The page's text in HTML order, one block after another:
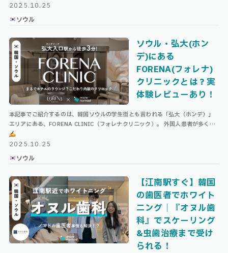
2025.10.25
ソウル
ソウル・弘大(ホン
デ)にある
FORENA(フォレナ)
クリニックとは？実
体験レビューあり！
本記事でご紹介するのは、韓国ソウルの学生街とも言われる「弘大（ホンデ）」
エリアにある、FORENA CLINIC（フォレナクリニック）。 外国人患者が多く、
まるでホテルのラウンジのような綺麗なインテリアが推しのクリニック …
2025.10.25
ソウル
【江南駅すぐ】韓国
の歯医者でホワイト
ニング｜『オヌル歯
科』でスケーリング
&虫歯治療まで受け
られる！